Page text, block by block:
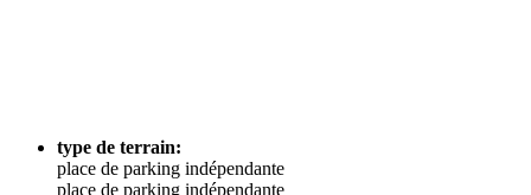
type de terrain:
place de parking indépendante
place de parking indépendante